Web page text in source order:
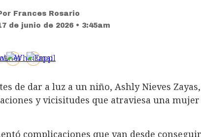
Frances Rosario
de junio de 2026 • 3:45am
de dar a luz a un niño, Ashly Nieves
y vicisitudes que atraviesa una
complicaciones que van desde